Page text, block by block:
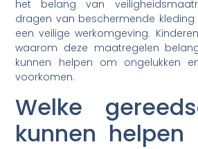
het belang van
dragen van beschermende
een veilige werkomgeving.
waarom deze maatregelen
kunnen helpen om ongelukken
voorkomen.
Welke
kunnen